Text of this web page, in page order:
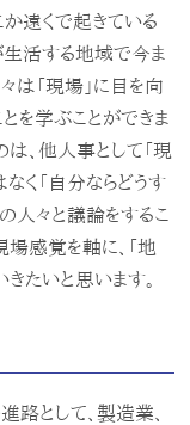
か遠くで起きている
生活する地域で今ま
は「現場」に目を向
を学ぶことができま
、他人事として「現
く「自分ならどうす
人々と議論をするこ
場感覚を軸に、「地
たいと思います。
として、製造業、